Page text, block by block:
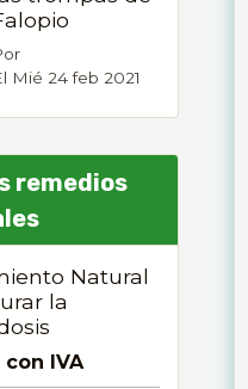
Mié 24 feb 2021
remedios
Natural
la
con IVA